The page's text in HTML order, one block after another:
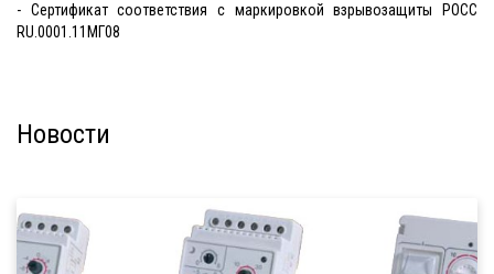
- Сертификат соответствия с маркировкой взрывозащиты PОСС
RU.0001.11МГ08
Новости